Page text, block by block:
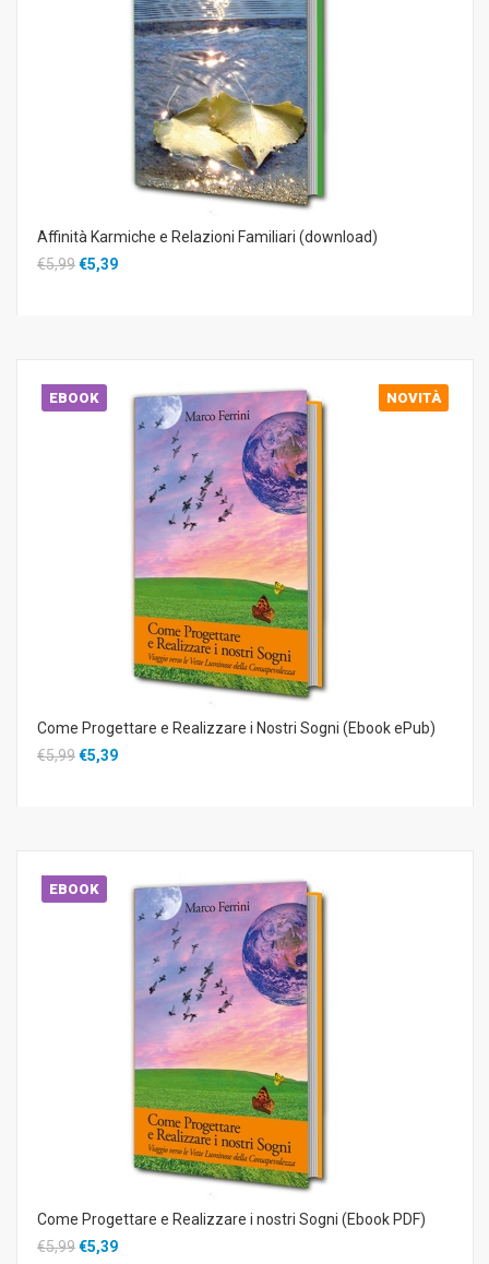
Affinità Karmiche e Relazioni Familiari (download)
€5,99€5,39
EBOOK NOVITÀ
Come Progettare e Realizzare i Nostri Sogni (Ebook ePub)
€5,99€5,39
EBOOK
Come Progettare e Realizzare i nostri Sogni (Ebook PDF)
€5,99€5,39